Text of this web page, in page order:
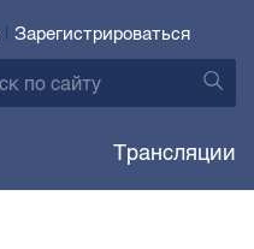
| Зарегистрироваться
Трансляции